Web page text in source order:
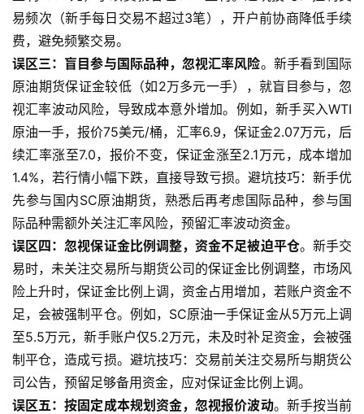
易频次（新手每日交易不超过3笔），开户前协商降低手续
费，避免频繁交易。
误区三：盲目参与国际品种，忽视汇率风险。新手看到国际
原油期货保证金较低（如2万多元一手），就盲目参与，忽
视汇率波动风险，导致成本意外增加。例如，新手买入WTI
原油一手，报价75美元/桶，汇率6.9，保证金2.07万元，后
续汇率涨至7.0，报价不变，保证金涨至2.1万元，成本增加
1.4%，若行情小幅下跌，直接导致亏损。避坑技巧：新手优
先参与国内SC原油期货，熟悉后再考虑国际品种，参与国
际品种需额外关注汇率风险，预留汇率波动资金。
误区四：忽视保证金比例调整，资金不足被迫平仓。新手交
易时，未关注交易所与期货公司的保证金比例调整，市场风
险上升时，保证金比例上调，资金占用增加，若账户资金不
足，会被强制平仓。例如，SC原油一手保证金从5万元上调
至5.5万元，新手账户仅5.2万元，未及时补足资金，会被强
制平仓，造成亏损。避坑技巧：交易前关注交易所与期货公
司公告，预留足够备用资金，应对保证金比例上调。
误区五：按固定成本规划资金，忽视报价波动。新手按当前